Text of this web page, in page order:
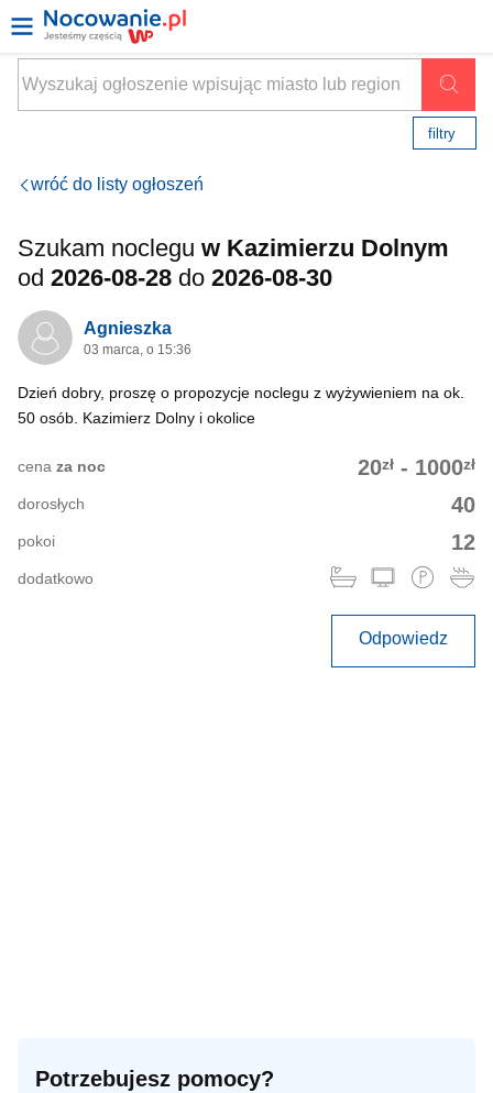
filtry
wróć do listy ogłoszeń
Szukam noclegu w Kazimierzu Dolnym
od 2026-08-28 do 2026-08-30
Agnieszka
03 marca, o 15:36
Dzień dobry, proszę o propozycje noclegu z wyżywieniem na ok.
50 osób. Kazimierz Dolny i okolice
20zł - 1000zł
cena za noc
40
dorosłych
12
pokoi
dodatkowo
Odpowiedz
Potrzebujesz pomocy?